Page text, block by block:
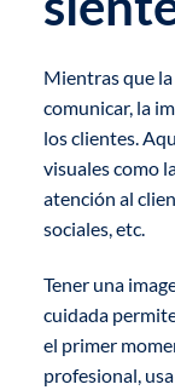
Mientras que
comunicar, la
los clientes.
visuales como
atención al
sociales, etc.
Tener una
cuidada
el primer
profesional,